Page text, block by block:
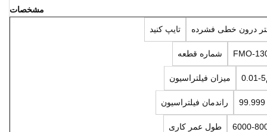
مشخصات
تایپ کنید درون خطی فشرده
شماره قطعه FMO-
میزان فیلتراسیون
راندمان فیلتراسیون
طول عمر کاری 6000-